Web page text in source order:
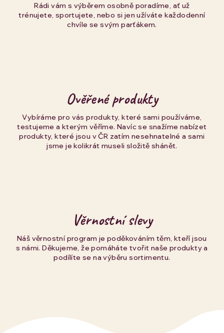
Rádi vám s výběrem osobně poradíme, ať už
trénujete, sportujete, nebo si jen užíváte každodenní
chvíle se svým parťákem.
Ověřené produkty
Vybíráme pro vás produkty, které sami používáme,
testujeme a kterým věříme. Navíc se snažíme nabízet
produkty, které jsou v ČR zatím nesehnatelné a sami
jsme je kolikrát museli složitě shánět.
Věrnostní slevy
Náš věrnostní program je poděkováním těm, kteří jsou
s námi. Děkujeme, že pomáháte tvořit naše produkty a
podílíte se na výběru sortimentu.